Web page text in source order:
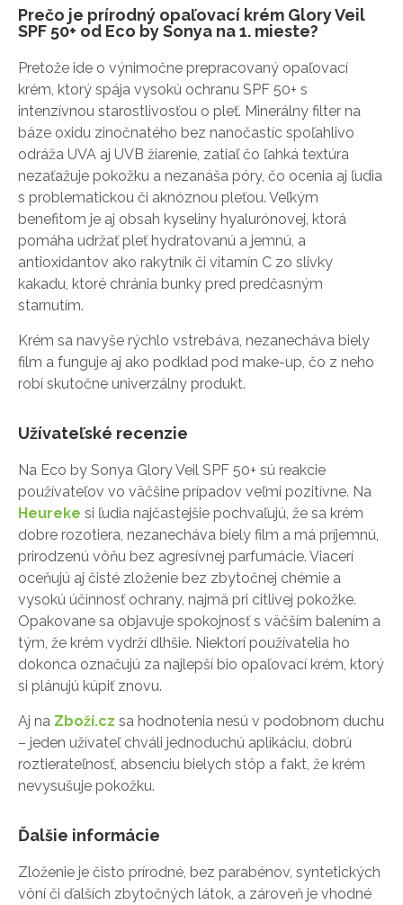
Prečo je prírodný opaľovací krém Glory Veil
SPF 50+ od Eco by Sonya na 1. mieste?
Pretože ide o výnimočne prepracovaný opaľovací
krém, ktorý spája vysokú ochranu SPF 50+ s
intenzívnou starostlivosťou o pleť. Minerálny filter na
báze oxidu zinočnatého bez nanočastíc spoľahlivo
odráža UVA aj UVB žiarenie, zatiaľ čo ľahká textúra
nezaťažuje pokožku a nezanáša póry, čo ocenia aj ľudia
s problematickou či aknóznou pleťou. Veľkým
benefitom je aj obsah kyseliny hyalurónovej, ktorá
pomáha udržať pleť hydratovanú a jemnú, a
antioxidantov ako rakytník či vitamín C zo slivky
kakadu, ktoré chránia bunky pred predčasným
starnutím.
Krém sa navyše rýchlo vstrebáva, nezanecháva biely
film a funguje aj ako podklad pod make-up, čo z neho
robí skutočne univerzálny produkt.
Užívateľské recenzie
Na Eco by Sonya Glory Veil SPF 50+ sú reakcie
používateľov vo väčšine prípadov veľmi pozitívne. Na
Heureke si ľudia najčastejšie pochvaľujú, že sa krém
dobre rozotiera, nezanecháva biely film a má príjemnú,
prirodzenú vôňu bez agresívnej parfumácie. Viacerí
oceňujú aj čisté zloženie bez zbytočnej chémie a
vysokú účinnosť ochrany, najmä pri citlivej pokožke.
Opakovane sa objavuje spokojnosť s väčším balením a
tým, že krém vydrží dlhšie. Niektorí používatelia ho
dokonca označujú za najlepší bio opaľovací krém, ktorý
si plánujú kúpiť znovu.
Aj na Zboží.cz sa hodnotenia nesú v podobnom duchu
– jeden užívateľ chváli jednoduchú aplikáciu, dobrú
roztierateľnosť, absenciu bielych stôp a fakt, že krém
nevysušuje pokožku.
Ďalšie informácie
Zloženie je čisto prírodné, bez parabénov, syntetických
vôní či ďalších zbytočných látok, a zároveň je vhodné